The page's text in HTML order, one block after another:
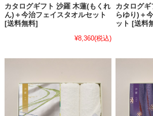
カタログギフト 沙羅 木蓮(もくれ
ん)＋今治フェイスタオルセット
[送料無料]
¥8,360(税込)
カタログ
らゆり)＋
ット [送料